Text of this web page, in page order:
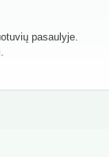
pasaulyje.